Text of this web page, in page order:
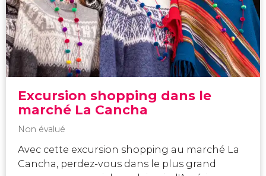
Excursion shopping dans le
marché La Cancha
Non évalué
Avec cette excursion shopping au marché La
Cancha, perdez-vous dans le plus grand